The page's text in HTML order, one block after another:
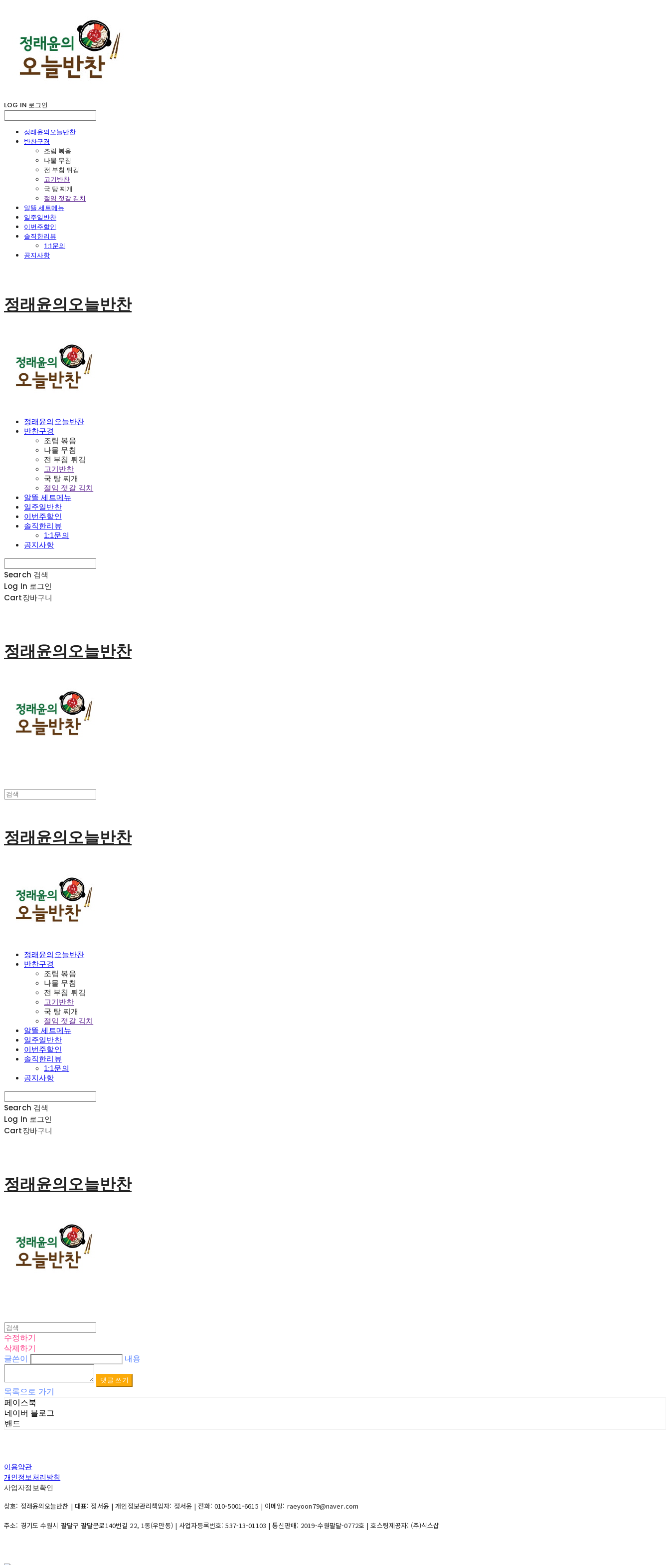
LOG IN 로그인
정래윤의오늘반찬
반찬구경
조림 볶음
나물 무침
전 부침 튀김
고기반찬
국 탕 찌개
절임 젓갈 김치
알뜰 세트메뉴
일주일반찬
이번주할인
솔직한리뷰
1:1문의
공지사항
정래윤의오늘반찬
정래윤의오늘반찬
반찬구경
조림 볶음
나물 무침
전 부침 튀김
고기반찬
국 탕 찌개
절임 젓갈 김치
알뜰 세트메뉴
일주일반찬
이번주할인
솔직한리뷰
1:1문의
공지사항
Search 검색
Log In 로그인
Cart장바구니
정래윤의오늘반찬
정래윤의오늘반찬
정래윤의오늘반찬
반찬구경
조림 볶음
나물 무침
전 부침 튀김
고기반찬
국 탕 찌개
절임 젓갈 김치
알뜰 세트메뉴
일주일반찬
이번주할인
솔직한리뷰
1:1문의
공지사항
Search 검색
Log In 로그인
Cart장바구니
정래윤의오늘반찬
수정하기
삭제하기
글쓴이
내용
댓글 쓰기
목록으로 가기
페이스북
네이버 블로그
밴드
이용약관
개인정보처리방침
사업자정보확인
상호: 정래윤의오늘반찬 | 대표: 정서윤 | 개인정보관리책임자: 정서윤 | 전화: 010-5001-6615 | 이메일: raeyoon79@naver.com
주소: 경기도 수원시 팔달구 팔달문로140번길 22, 1동(우만동) | 사업자등록번호:537-13-01103 | 통신판매: 2019-수원팔달-0772호 | 호스팅제공자: (주)식스샵